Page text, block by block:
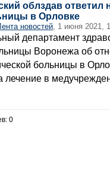
облздав ответил
в Орловке
новостей, 1 июня 2021,
департамент
Воронежа об
больницы в
лечение в
0